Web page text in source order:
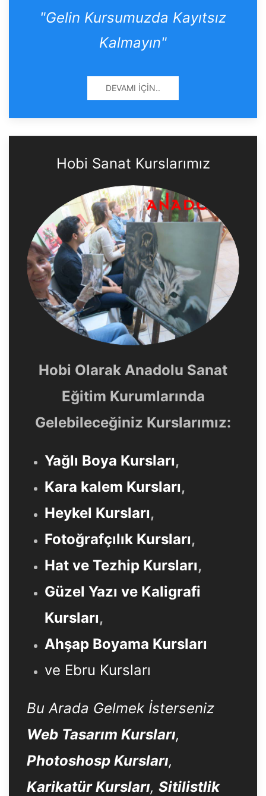
"Gelin Kursumuzda Kayıtsız
Kalmayın"
DEVAMI İÇIN..
Hobi Sanat Kurslarımız
Hobi Olarak Anadolu Sanat
Eğitim Kurumlarında
Gelebileceğiniz Kurslarımız:
Yağlı Boya Kursları,
Kara kalem Kursları,
Heykel Kursları,
Fotoğrafçılık Kursları,
Hat ve Tezhip Kursları,
Güzel Yazı ve Kaligrafi
Kursları,
Ahşap Boyama Kursları
ve Ebru Kursları
Bu Arada Gelmek İsterseniz
Web Tasarım Kursları,
Photoshosp Kursları,
Karikatür Kursları, Sitilistlik